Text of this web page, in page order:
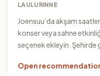
LAULURINNE
Joensuu’da akşam
konser veya sahne
seçenek ekleyin. Şehirde
Open